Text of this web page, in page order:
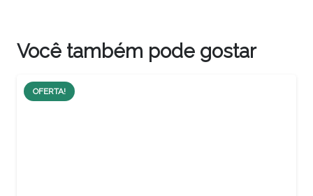
Você também pode gostar